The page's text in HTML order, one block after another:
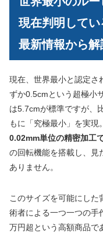
現在判明して
最新情報から解
現在、世界最小と認定さ
ずか0.5cmという超極小
は5.7cmが標準ですが、
もに「究極最小」を実現。
0.02mm単位の精密加工
の回転機能を搭載し、見
ありません。
このサイズを可能にし
術者による一つ一つの手
万円超という高額商品で